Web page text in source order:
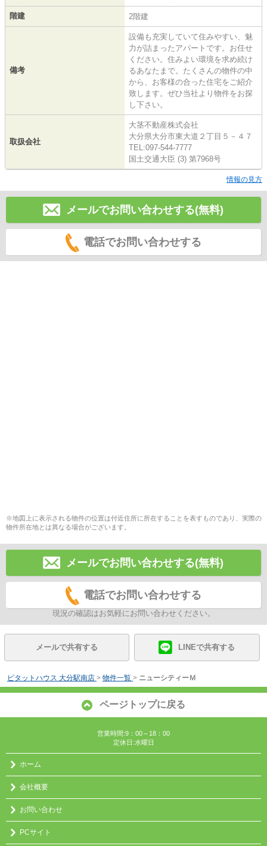
階建 2階建
備考
設備も充実していて住みやすい、魅
力が詰まったアパートです。お任せ
ください。住みよい環境を求め続け
るあなたまで。たくさんの物件の中
から、お客様の合った住宅をご紹介
致します。ぜひ当社より物件をお探
し下さい。
取扱会社
大茎不動産株式会社
大分県大分市東大道２丁目５－４７
TEL:097-544-7777
国土交通大臣 (3) 第7968号
情報の見方
メールでお問い合わせする(無料)
電話でお問い合わせする
※地図上に表示される物件の位置は付近住所に所在することを表すものであり、実際の
物件所在地とは異なる場合がございます。
メールでお問い合わせする(無料)
電話でお問い合わせする
現況の確認はお気軽にお問い合わせください。
メールで共有する LINEで共有する
ピタットハウス 大分駅南店 > 物件一覧 > ニューシティーＭ
ページトップに戻る
営業時間:9：00～18：00
定休日:水曜日
ホーム
会社概要
お問い合わせ
PCサイト